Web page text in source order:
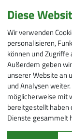
bei Bedarf gg.
werden.
Maximale
4
Diese
Wir verwenden
personalisieren,
können und
Außerdem geben
unserer Website an
und Analysen
möglicherweise mit
bereitgestellt haben
Dienste gesammelt